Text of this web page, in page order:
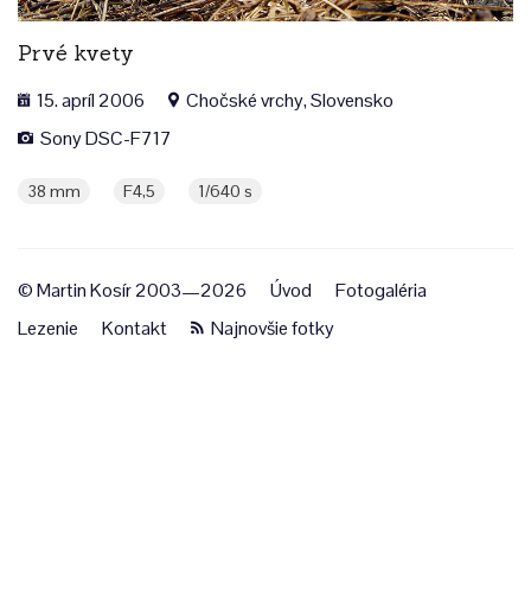
Prvé kvety
15. apríl 2006
Chočské vrchy, Slovensko
Sony DSC-F717
38 mm F4,5 1/640 s
© Martin Kosír 2003—2026 Úvod
Fotogaléria
Lezenie
Kontakt Najnovšie fotky